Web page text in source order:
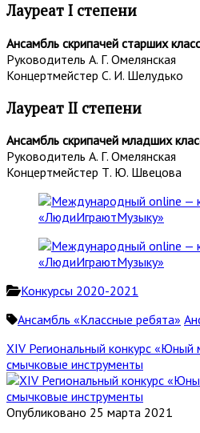
Лауреат I степени
Ансамбль скрипачей старших
Руководитель А. Г. Омелянская
Концертмейстер С. И. Шелудько
Лауреат II степени
Ансамбль скрипачей младших
Руководитель А. Г. Омелянская
Концертмейстер Т. Ю. Швецова
Конкурсы 2020-2021
Ансамбль «Классные ребята»
XIV Региональный конкурс «Юный
смычковые инструменты
Опубликовано 25 марта 2021